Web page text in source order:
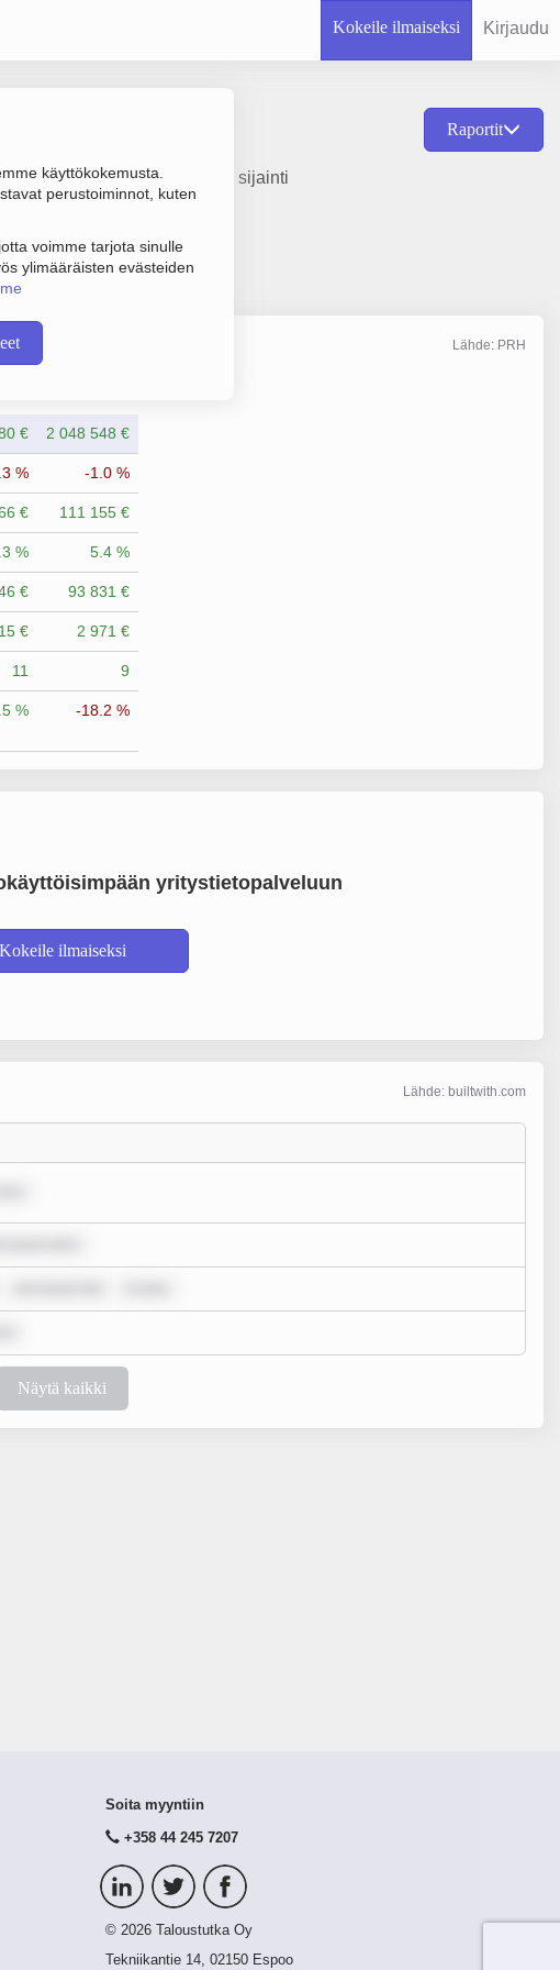
Kokeile ilmaiseksi Kirjaudu
käyttökokemusta.
perustoiminnot, kuten
voimme tarjota sinulle
ylimääräisten evästeiden
Raportit
perustamisvuosi 2009 ja sijainti
Lähde: PRH
€ 2 048 548 €
% -1.0 %
€ 111 155 €
% 5.4 %
€ 93 831 €
€ 2 971 €
11 9
% -18.2 %
yritystietopalveluun
Kokeile ilmaiseksi
Lähde: builtwith.com
Näytä kaikki
Soita myyntiin
+358 44 245 7207
© 2026 Taloustutka Oy
Tekniikantie 14, 02150 Espoo